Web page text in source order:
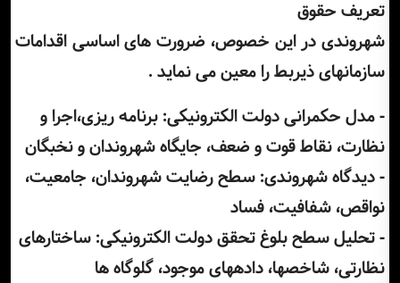
تعریف حقوق
شهروندی در این خصوص، ضرورت های اساسی اقدامات
سازمانهای ذیربط را معین می نماید .
- مدل حکمرانی دولت الکترونیکی: برنامه ریزی،اجرا و
نظارت، نقاط قوت و ضعف، جایگاه شهروندان و نخبگان
- دیدگاه شهروندی: سطح رضایت شهروندان، جامعیت،
نواقص، شفافیت، فساد
- تحلیل سطح بلوغ تحقق دولت الکترونیکی: ساختارهای
نظارتی، شاخصها، دادههای موجود، گلوگاه ها